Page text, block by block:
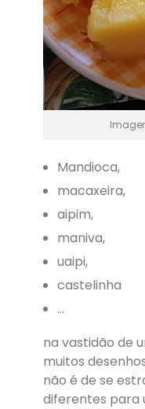
Mandioca,
macaxeira,
aipim,
maniva,
uaipi,
castelinha
…
na vastidão de
muitos
não é de se
diferentes para